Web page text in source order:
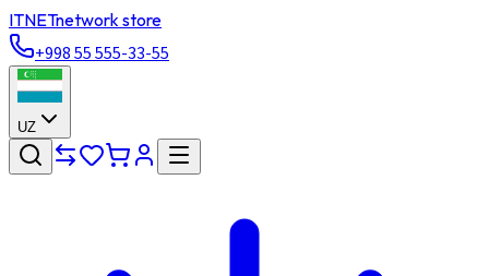
ITNETnetwork store
+998 55 555-33-55
UZ